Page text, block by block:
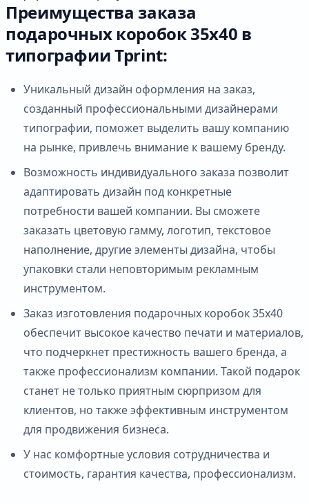
Преимущества заказа
подарочных коробок 35х40 в
типографии Tprint:
Уникальный дизайн оформления на заказ,
созданный профессиональными дизайнерами
типографии, поможет выделить вашу компанию
на рынке, привлечь внимание к вашему бренду.
Возможность индивидуального заказа позволит
адаптировать дизайн под конкретные
потребности вашей компании. Вы сможете
заказать цветовую гамму, логотип, текстовое
наполнение, другие элементы дизайна, чтобы
упаковки стали неповторимым рекламным
инструментом.
Заказ изготовления подарочных коробок 35х40
обеспечит высокое качество печати и материалов,
что подчеркнет престижность вашего бренда, а
также профессионализм компании. Такой подарок
станет не только приятным сюрпризом для
клиентов, но также эффективным инструментом
для продвижения бизнеса.
У нас комфортные условия сотрудничества и
стоимость, гарантия качества, профессионализм.